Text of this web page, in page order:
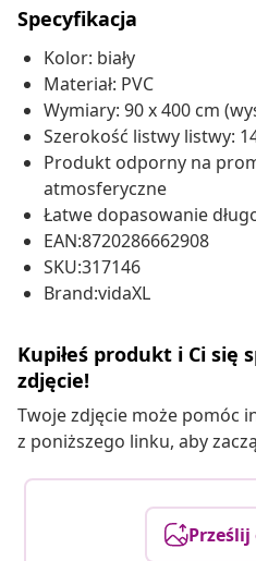
Specyfikacja
Kolor: biały
Materiał: PVC
Wymiary: 90 x 400 cm
Szerokość listwy listwy:
Produkt odporny na
atmosferyczne
Łatwe dopasowanie
EAN:8720286662908
SKU:317146
Brand:vidaXL
Kupiłeś produkt i Ci się
zdjęcie!
Twoje zdjęcie może pomóc
z poniższego linku, aby
Prześlij